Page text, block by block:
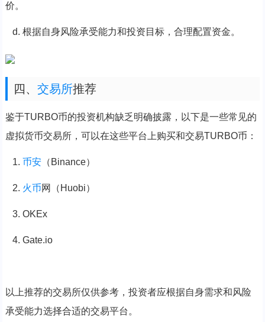
价。
d. 根据自身风险承受能力和投资目标，合理配置资金。
四、 交易所推荐
鉴于TURBO币的投资机构缺乏明确披露，以下是一些常见的
虚拟货币交易所，可以在这些平台上购买和交易TURBO币：
1. 币安（Binance）
2. 火币网（Huobi）
3. OKEx
4. Gate.io
以上推荐的交易所仅供参考，投资者应根据自身需求和风险
承受能力选择合适的交易平台。